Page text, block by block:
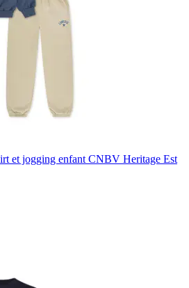
et jogging enfant CNBV Heritage Est